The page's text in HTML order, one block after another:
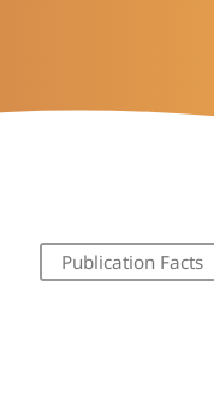
Publication Facts